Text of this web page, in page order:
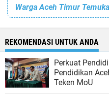
Warga Aceh Timur
REKOMENDASI UNTUK ANDA
Perkuat
Pendidikan
Teken MoU